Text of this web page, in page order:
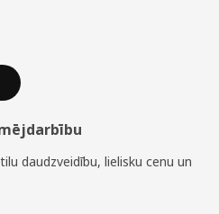
daudzveidību, lielisku cenu un